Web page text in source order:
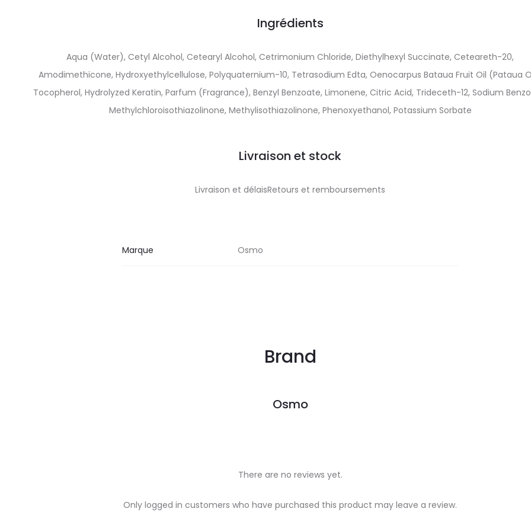
Ingrédients
Aqua (Water), Cetyl Alcohol, Cetearyl Alcohol, Cetrimonium Chloride, Diethylhexyl Succinate, Ceteareth-20,
Amodimethicone, Hydroxyethylcellulose, Polyquaternium-10, Tetrasodium Edta, Oenocarpus Bataua Fruit Oil (Pataua
Tocopherol, Hydrolyzed Keratin, Parfum (Fragrance), Benzyl Benzoate, Limonene, Citric Acid, Trideceth-12, Sodium
Methylchloroisothiazolinone, Methylisothiazolinone, Phenoxyethanol, Potassium Sorbate
Livraison et stock
Livraison et délaisRetours et remboursements
Marque Osmo
Brand
Osmo
R
There are no reviews yet.
Only logged in customers who have purchased this product may leave a review.